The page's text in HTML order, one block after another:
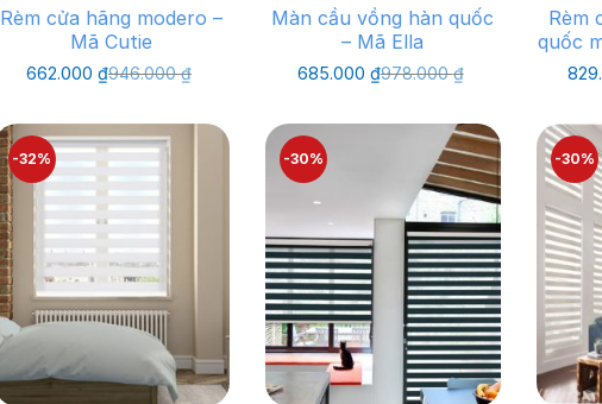
Rèm cửa hãng modero –
Mã Cutie
946.000₫
Giá
946.000 ₫.
662.000 ₫Giá
là:
662.000 ₫.
Màn cầu vồng hàn quốc
– Mã Ella
978.000₫
Giá
978.000 ₫.
685.000 ₫Giá
là:
685.000 ₫.
Rèm
quốc
-32% -30% -30%